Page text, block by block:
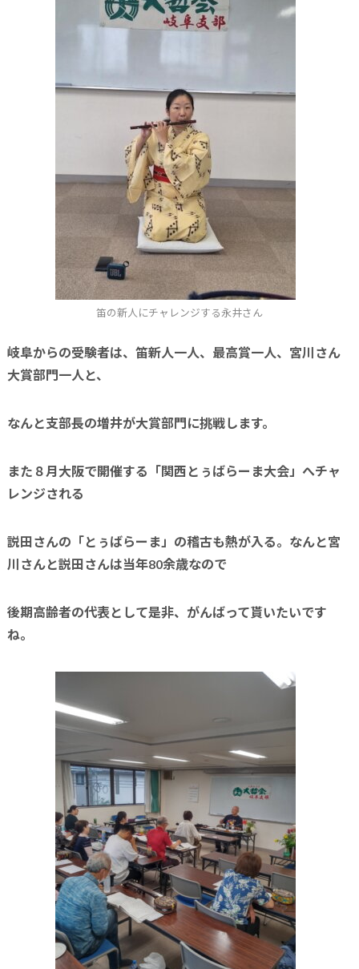
笛の新人にチャレンジする永井さん
岐阜からの受験者は、笛新人一人、最高賞一人、宮川さん
大賞部門一人と、
なんと支部長の増井が大賞部門に挑戦します。
また８月大阪で開催する「関西とぅばらーま大会」へチャ
レンジされる
説田さんの「とぅばらーま」の稽古も熱が入る。なんと宮
川さんと説田さんは当年80余歳なので
後期高齢者の代表として是非、がんばって貰いたいです
ね。